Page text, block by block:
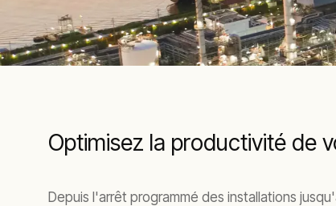
Optimisez la productivité de
Depuis l'arrêt programmé des installations